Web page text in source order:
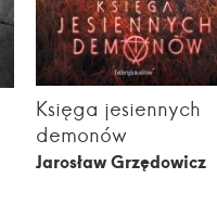
Księga jesiennych
demonów
Jarosław Grzędowicz